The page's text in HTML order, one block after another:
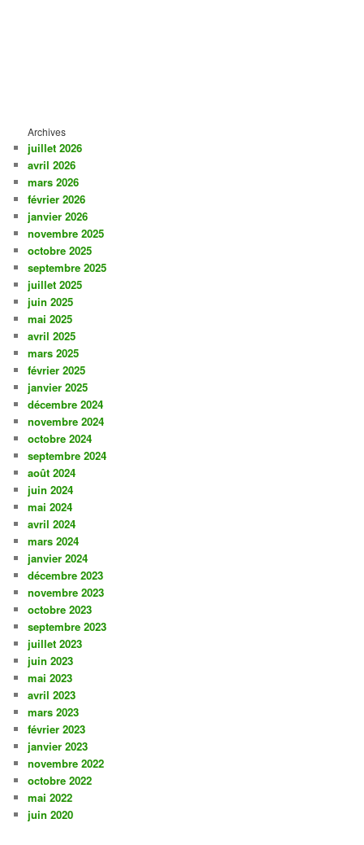
Archives
juillet 2026
avril 2026
mars 2026
février 2026
janvier 2026
novembre 2025
octobre 2025
septembre 2025
juillet 2025
juin 2025
mai 2025
avril 2025
mars 2025
février 2025
janvier 2025
décembre 2024
novembre 2024
octobre 2024
septembre 2024
août 2024
juin 2024
mai 2024
avril 2024
mars 2024
janvier 2024
décembre 2023
novembre 2023
octobre 2023
septembre 2023
juillet 2023
juin 2023
mai 2023
avril 2023
mars 2023
février 2023
janvier 2023
novembre 2022
octobre 2022
mai 2022
juin 2020